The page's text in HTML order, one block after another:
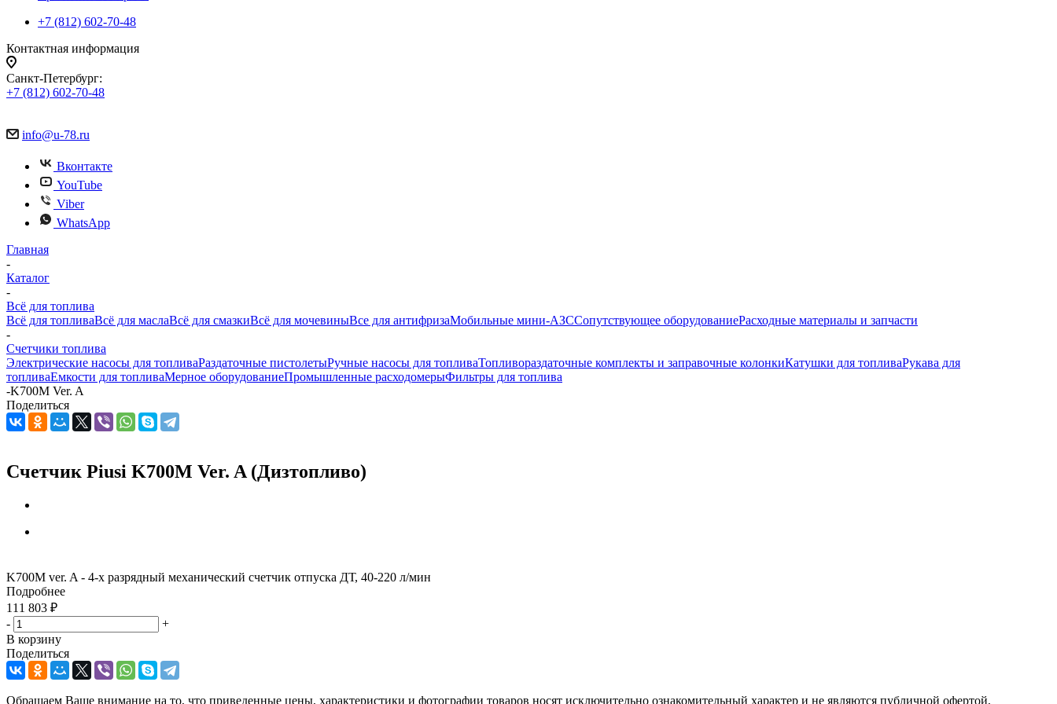
+7 (812) 602-70-48
Контактная информация
Санкт-Петербург:
+7 (812) 602-70-48
info@u-78.ru
Вконтакте
YouTube
Viber
WhatsApp
Главная
-
Каталог
-
Всё для топлива
Всё для топливаВсё для маслаВсё для смазкиВсё для мочевиныВсе для антифризаМобильные мини-АЗССопутствующее оборудованиеРасходные материалы и запчасти
-
Счетчики топлива
Электрические насосы для топливаРаздаточные пистолетыРучные насосы для топливаТопливораздаточные комплекты и заправочные колонкиКатушки для топливаРукава для
топливаЕмкости для топливаМерное оборудованиеПромышленные расходомерыФильтры для топлива
-K700M Ver. A
Поделиться
Счетчик Piusi K700M Ver. A (Дизтопливо)
K700M ver. A - 4-х разрядный механический счетчик отпуска ДТ, 40-220 л/мин
Подробнее
111 803 ₽
-
+
В корзину
Поделиться
Обращаем Ваше внимание на то, что приведенные цены, характеристики и фотографии товаров носят исключительно ознакомительный характер и не являются публичной офертой,